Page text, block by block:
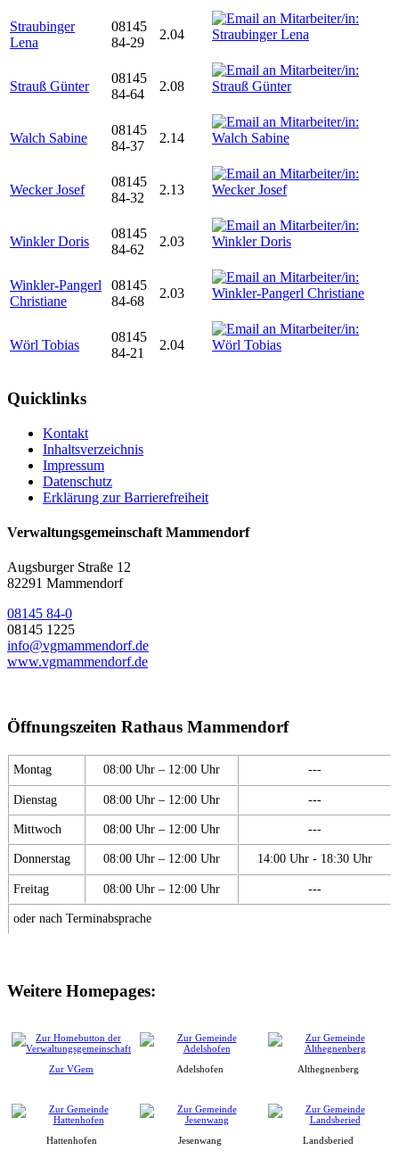
Straubinger
Lena
08145
84-29
2.04
Strauß Günter
08145
84-64
2.08
Walch Sabine
08145
84-37
2.14
Wecker Josef
08145
84-32
2.13
Winkler Doris
08145
84-62
2.03
Winkler-Pangerl
Christiane
08145
84-68
2.03
Wörl Tobias
08145
84-21
2.04
Quicklinks
Kontakt
Inhaltsverzeichnis
Impressum
Datenschutz
Erklärung zur Barrierefreiheit
Verwaltungsgemeinschaft Mammendorf
Augsburger Straße 12
82291 Mammendorf
08145 84-0
08145 1225
info@vgmammendorf.de
www.vgmammendorf.de
Öffnungszeiten Rathaus Mammendorf
Montag 08:00 Uhr – 12:00 Uhr ---
Dienstag 08:00 Uhr – 12:00 Uhr ---
Mittwoch 08:00 Uhr – 12:00 Uhr ---
Donnerstag 08:00 Uhr – 12:00 Uhr 14:00 Uhr - 18:30 Uhr
Freitag 08:00 Uhr – 12:00 Uhr ---
oder nach Terminabsprache
Weitere Homepages:
Zur VGem Adelshofen Althegnenberg
Hattenhofen Jesenwang Landsberied